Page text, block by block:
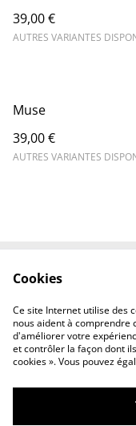
39,00 €
AUTRES VARIANTES
Muse
39,00 €
AUTRES VARIANTES
Politique
Cookies
Ce site Internet utilise des
nous aident à comprendre
d'améliorer votre
et contrôler la façon dont
cookies ». Vous pouvez